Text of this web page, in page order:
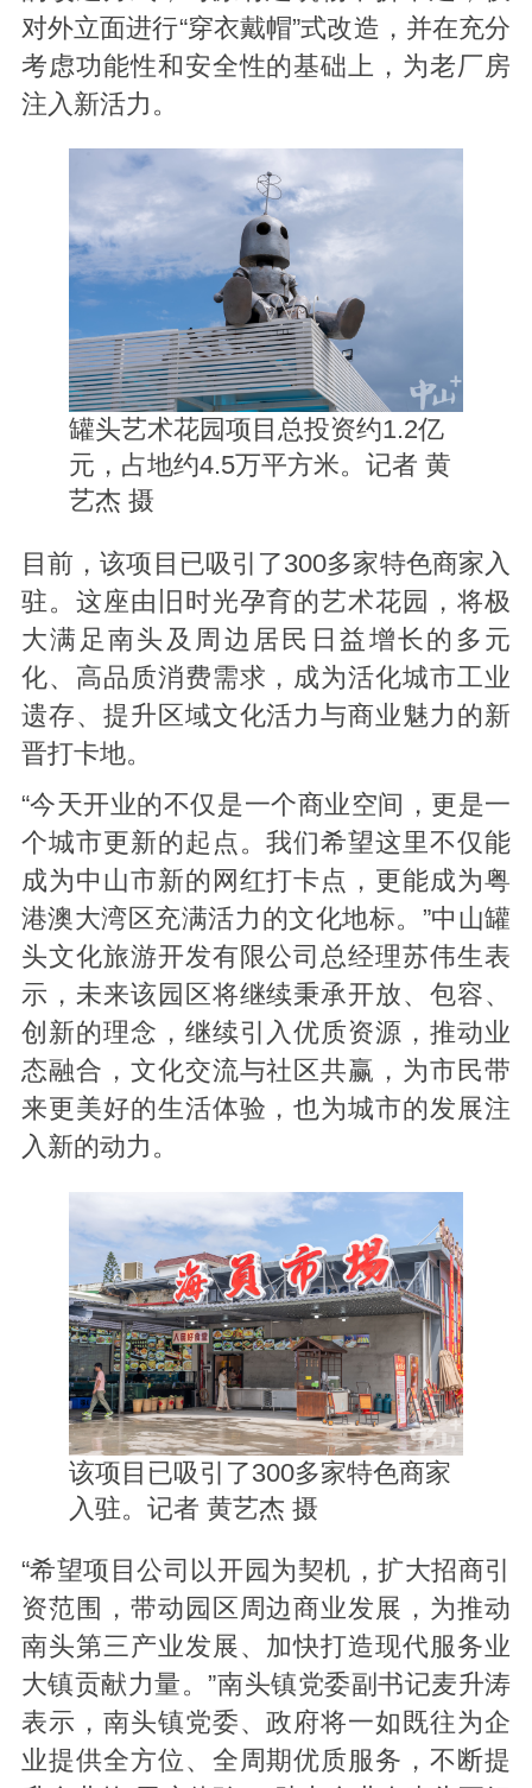
对外立面进行“穿衣戴帽”式改造，并在充分
考虑功能性和安全性的基础上，为老厂房
注入新活力。
罐头艺术花园项目总投资约1.2亿
元，占地约4.5万平方米。记者 黄
艺杰 摄
目前，该项目已吸引了300多家特色商家入
驻。这座由旧时光孕育的艺术花园，将极
大满足南头及周边居民日益增长的多元
化、高品质消费需求，成为活化城市工业
遗存、提升区域文化活力与商业魅力的新
晋打卡地。
“今天开业的不仅是一个商业空间，更是一
个城市更新的起点。我们希望这里不仅能
成为中山市新的网红打卡点，更能成为粤
港澳大湾区充满活力的文化地标。”中山罐
头文化旅游开发有限公司总经理苏伟生表
示，未来该园区将继续秉承开放、包容、
创新的理念，继续引入优质资源，推动业
态融合，文化交流与社区共赢，为市民带
来更美好的生活体验，也为城市的发展注
入新的动力。
该项目已吸引了300多家特色商家
入驻。记者 黄艺杰 摄
“希望项目公司以开园为契机，扩大招商引
资范围，带动园区周边商业发展，为推动
南头第三产业发展、加快打造现代服务业
大镇贡献力量。”南头镇党委副书记麦升涛
表示，南头镇党委、政府将一如既往为企
业提供全方位、全周期优质服务，不断提